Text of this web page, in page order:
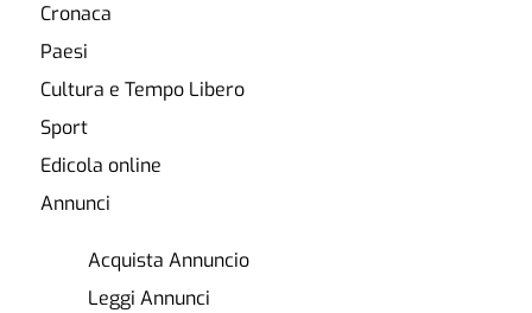
Cronaca
Paesi
Cultura e Tempo Libero
Sport
Edicola online
Annunci
Acquista Annuncio
Leggi Annunci